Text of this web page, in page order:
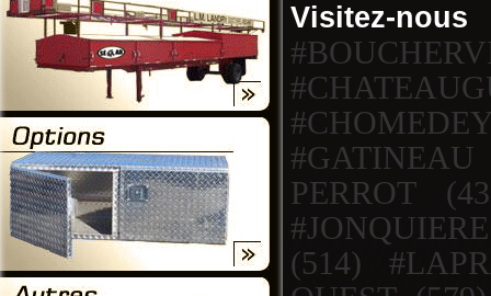
Visitez-
PERROT
(514)